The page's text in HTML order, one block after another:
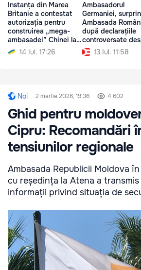
Instanța din Marea
Britanie a contestat
autorizația pentru
construirea „mega-
ambasadei” Chinei la
Londra14 Iul. 17:26
Ambasadorul
Germaniei,
Ambasada
după declarațiile
controversate
Moldova
13 Iul. 11:58
Noi 2 martie 2026, 19:36 4 602
Ghid pentru
Cipru: Recomandări
tensiunilor regionale
Ambasada Republicii Moldova
cu reședința la Atena a
informații privind situația de